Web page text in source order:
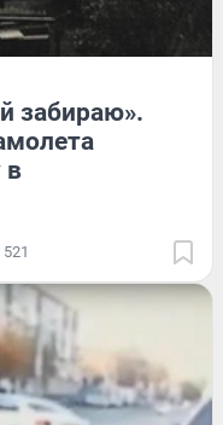
забираю».
в
521